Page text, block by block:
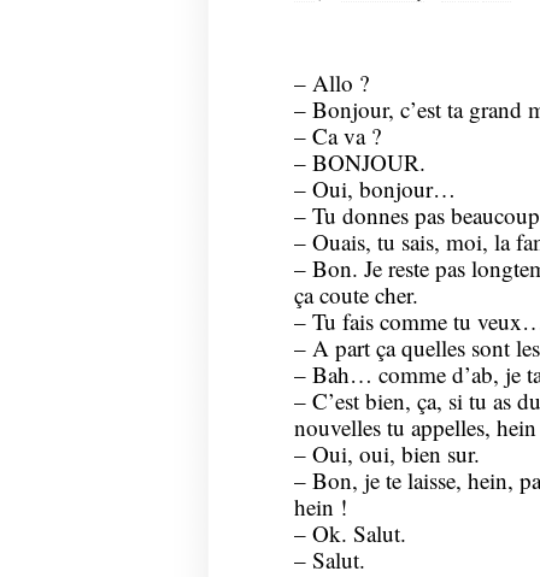
– Allo ?
– Bonjour, c’est ta grand
– Ca va ?
– BONJOUR.
– Oui, bonjour…
– Tu donnes pas
– Ouais, tu sais, moi, la
– Bon. Je reste pas
ça coute cher.
– Tu fais comme tu
– A part ça quelles sont
– Bah… comme d’ab, je
– C’est bien, ça, si tu as
nouvelles tu appelles,
– Oui, oui, bien sur.
– Bon, je te laisse, hein,
hein !
– Ok. Salut.
– Salut.